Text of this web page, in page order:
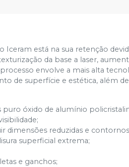
Iceram está na sua retenção
da base a laser,
envolve a mais alta
de superfície e estética, além
puro óxido de alumínio
dimensões reduzidas e
superficial extrema;
e ganchos;